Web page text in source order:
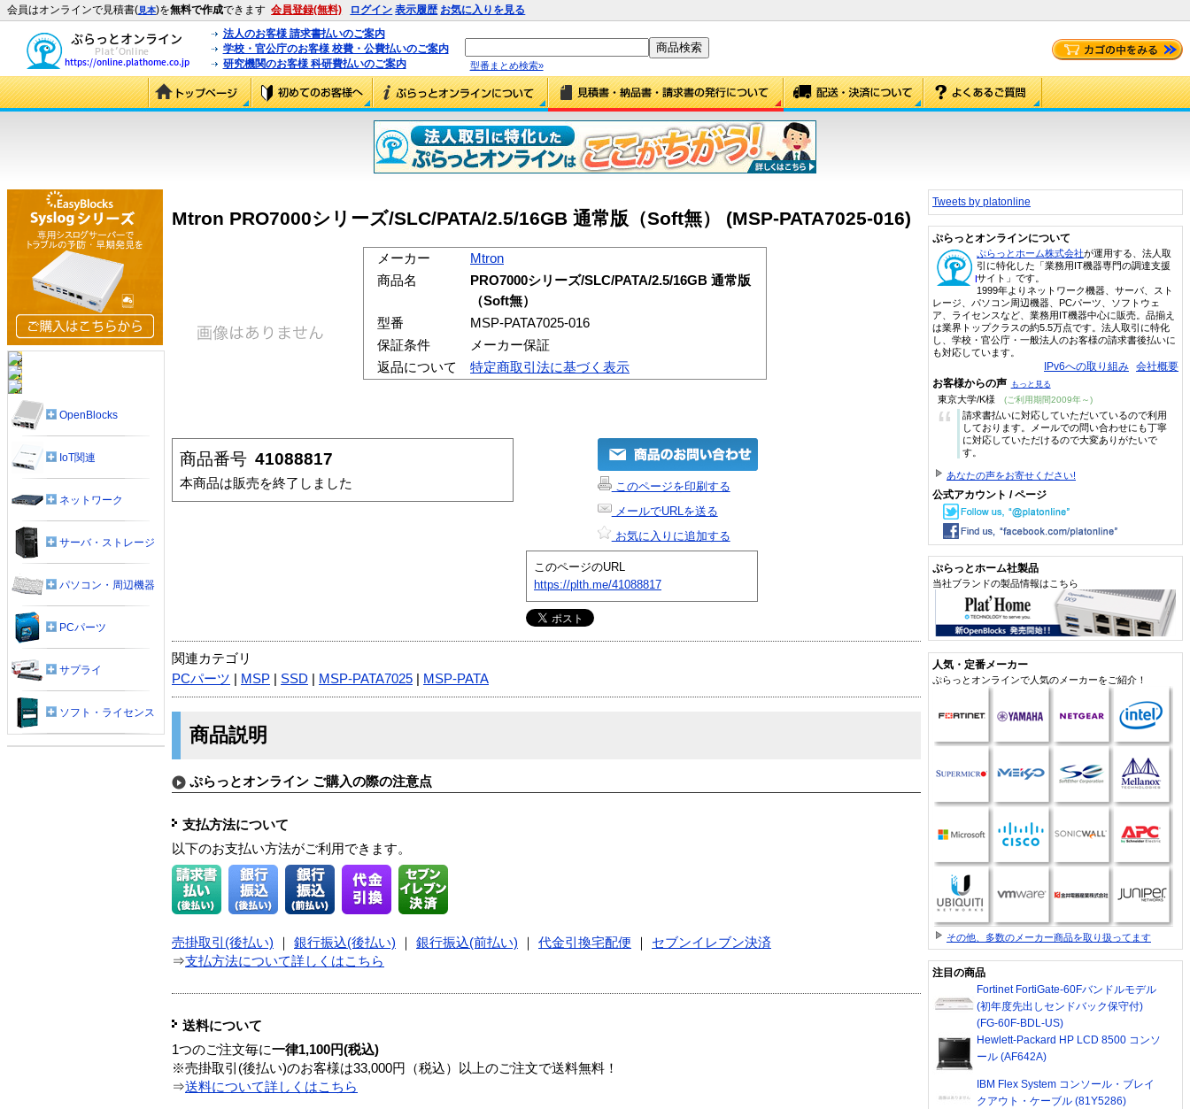
会員はオンラインで見積書(見本)を無料で作成できます 会員登録(無料) ログイン 表示履歴 お気に入りを見る
法人のお客様 請求書払いのご案内
学校・官公庁のお客様 校費・公費払いのご案内
研究機関のお客様 科研費払いのご案内
型番まとめ検索»
Mtron PRO7000シリーズ/SLC/PATA/2.5/16GB 通常版（Soft無） (MSP-PATA7025-016)
メーカー
Mtron
商品名
PRO7000シリーズ/SLC/PATA/2.5/16GB 通常版
（Soft無）
型番
MSP-PATA7025-016
保証条件
メーカー保証
返品について
特定商取引法に基づく表示
商品番号 41088817
本商品は販売を終了しました
このページを印刷する
メールでURLを送る
お気に入りに追加する
このページのURL
https://plth.me/41088817
関連カテゴリ
PCパーツ
MSP SSD MSP-PATA7025 MSP-PATA
商品説明
ぷらっとオンライン ご購入の際の注意点
支払方法について
以下のお支払い方法がご利用できます。
売掛取引(後払い) 銀行振込(後払い) 銀行振込(前払い) 代金引換宅配便
セブンイレブン決済
⇒支払方法について詳しくはこちら
送料について
1つのご注文毎に一律1,100円(税込)
※売掛取引(後払い)のお客様は33,000円（税込）以上のご注文で送料無料！
⇒送料について詳しくはこちら
OpenBlocks
IoT関連
ネットワーク
サーバ・ストレージ
パソコン・周辺機器
PCパーツ
サプライ
ソフト・ライセンス
Tweets by platonline
ぷらっとオンラインについて
ぷらっとホーム株式会社が運用する、法人取
引に特化した「業務用IT機器専門の調達支援
サイト」です。
1999年よりネットワーク機器、サーバ、スト
レージ、パソコン周辺機器、PCパーツ、ソフトウェ
ア、ライセンスなど、業務用IT機器中心に販売。品揃え
は業界トップクラスの約5.5万点です。法人取引に特化
し、学校・官公庁・一般法人のお客様の請求書後払いに
も対応しています。
IPv6への取り組み 会社概要
お客様からの声 もっと見る
東京大学/K様 (ご利用期間2009年～)
“
請求書払いに対応していただいているので利用
しております。メールでの問い合わせにも丁寧
に対応していただけるので大変ありがたいで
す。
あなたの声をお寄せください!
公式アカウント / ページ
ぷらっとホーム社製品
当社ブランドの製品情報はこちら
人気・定番メーカー
ぷらっとオンラインで人気のメーカーをご紹介！
その他、多数のメーカー商品を取り扱ってます
注目の商品
Fortinet FortiGate-60Fバンドルモデル
(初年度先出しセンドバック保守付)
(FG-60F-BDL-US)
Hewlett-Packard HP LCD 8500 コンソ
ール (AF642A)
IBM Flex System コンソール・ブレイ
クアウト・ケーブル (81Y5286)